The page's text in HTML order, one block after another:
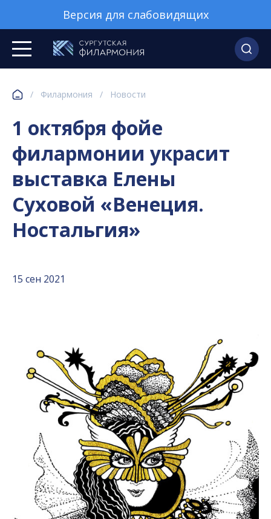
Версия для слабовидящих
/ Филармония / Новости
1 октября фойе
филармонии украсит
выставка Елены
Суховой «Венеция.
Ностальгия»
15 сен 2021